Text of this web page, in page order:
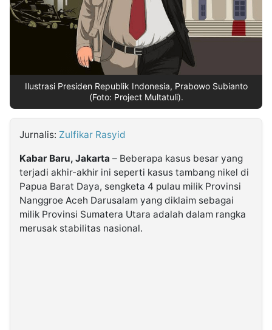
Follow
Kabarbaru.co
2026
Ilustrasi Presiden Republik Indonesia, Prabowo Subianto
(Foto: Project Multatuli).
Jurnalis: Zulfikar Rasyid
Kabar Baru, Jakarta – Beberapa kasus besar yang
terjadi akhir-akhir ini seperti kasus tambang nikel di
Papua Barat Daya, sengketa 4 pulau milik Provinsi
Nanggroe Aceh Darusalam yang diklaim sebagai
milik Provinsi Sumatera Utara adalah dalam rangka
merusak stabilitas nasional.